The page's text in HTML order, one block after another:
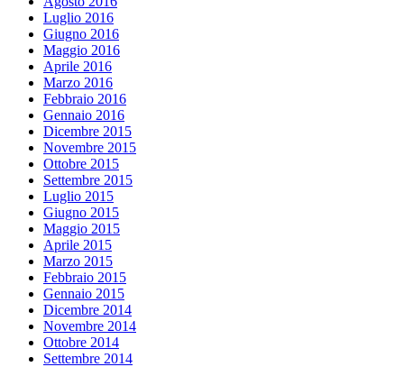
Luglio 2016
Giugno 2016
Maggio 2016
Aprile 2016
Marzo 2016
Febbraio 2016
Gennaio 2016
Dicembre 2015
Novembre 2015
Ottobre 2015
Settembre 2015
Luglio 2015
Giugno 2015
Maggio 2015
Aprile 2015
Marzo 2015
Febbraio 2015
Gennaio 2015
Dicembre 2014
Novembre 2014
Ottobre 2014
Settembre 2014